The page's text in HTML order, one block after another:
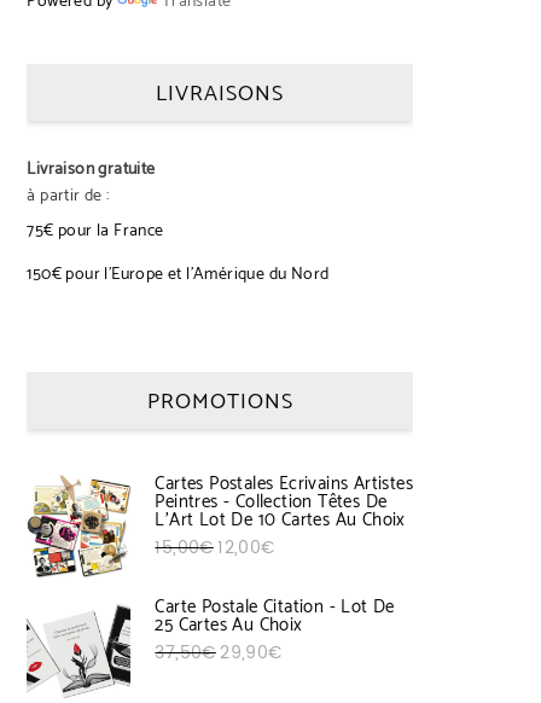
LIVRAISONS
Livraison gratuite
à partir de :
75€ pour la France
150€ pour l’Europe et l’Amérique du Nord
PROMOTIONS
Cartes Postales Ecrivains Artistes
Peintres - Collection Têtes De
L'Art Lot De 10 Cartes Au Choix
15,00€Le prix initial était : 15,00€.
12,00€Le prix actuel est : 12,00€.
Carte Postale Citation - Lot De
25 Cartes Au Choix
37,50€Le prix initial était : 37,50€.
29,90€Le prix actuel est : 29,90€.